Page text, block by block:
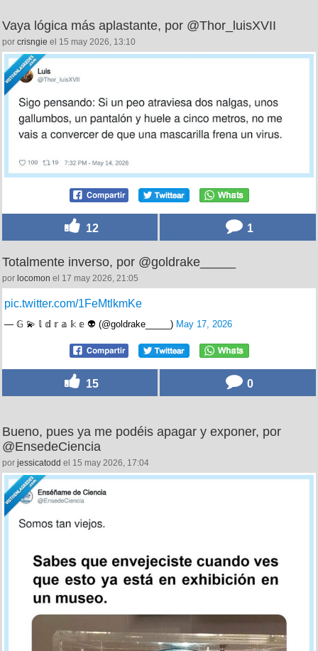
Vaya lógica más aplastante, por @Thor_luisXVII
por crisngie el 15 may 2026, 13:10
12 1
Totalmente inverso, por @goldrake_____
por locomon el 17 may 2026, 21:05
pic.twitter.com/1FeMtlkmKe
— 𝔾 💫 𝕝 𝕕 𝕣 𝕒 𝕜 𝕖 👽 (@goldrake_____) May 17, 2026
15 0
Bueno, pues ya me podéis apagar y exponer, por
@EnsedeCiencia
por jessicatodd el 15 may 2026, 17:04